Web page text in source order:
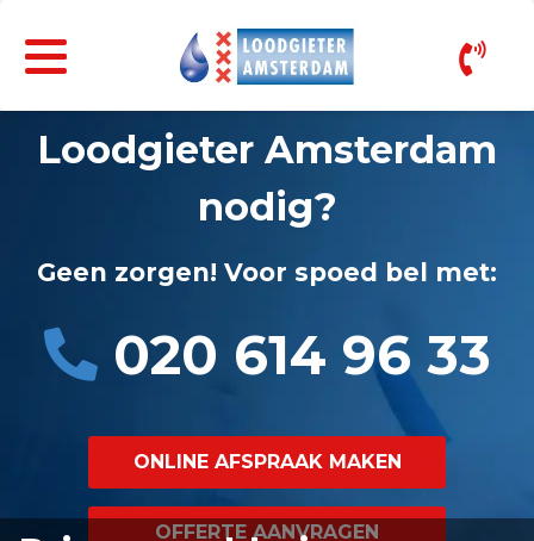
Loodgieter Amsterdam
nodig?
Geen zorgen! Voor spoed bel met:
020 614 96 33
ONLINE AFSPRAAK MAKEN
OFFERTE AANVRAGEN